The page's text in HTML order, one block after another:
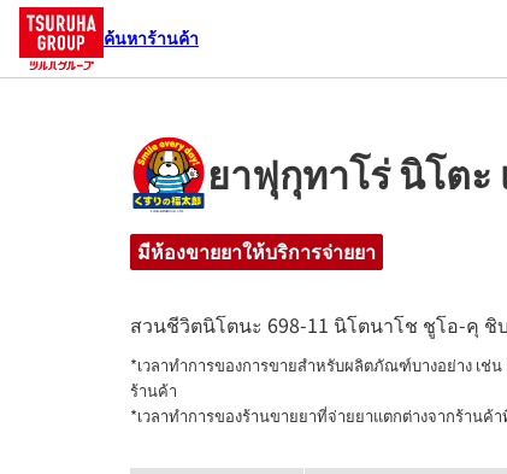
ค้นหาร้านค้า
ยาฟุกุทาโร่ นิโตะ
มีห้องขายยาให้บริการจ่ายยา
สวนชีวิตนิโตนะ 698-11 นิโตนาโช ชูโอ-คุ ชิ
*เวลาทำการของการขายสำหรับผลิตภัณฑ์บางอย่าง เช่
ร้านค้า
*เวลาทำการของร้านขายยาที่จ่ายยาแตกต่างจากร้าน